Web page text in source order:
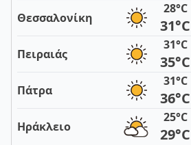
Θεσσαλονίκη
28°C
31°C
Πειραιάς
31°C
35°C
Πάτρα
31°C
36°C
Ηράκλειο
25°C
29°C